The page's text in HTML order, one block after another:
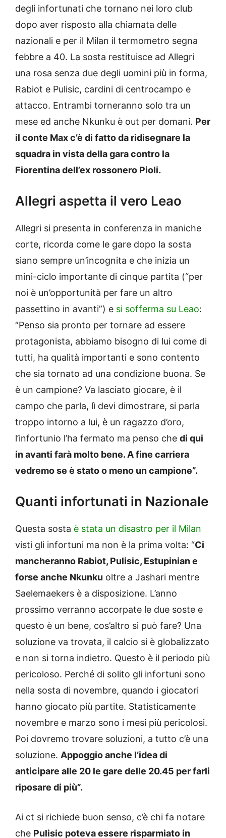
degli infortunati che tornano nei loro club
dopo aver risposto alla chiamata delle
nazionali e per il Milan il termometro segna
febbre a 40. La sosta restituisce ad Allegri
una rosa senza due degli uomini più in forma,
Rabiot e Pulisic, cardini di centrocampo e
attacco. Entrambi torneranno solo tra un
mese ed anche Nkunku è out per domani. Per
il conte Max c’è di fatto da ridisegnare la
squadra in vista della gara contro la
Fiorentina dell’ex rossonero Pioli.
Allegri aspetta il vero Leao
Allegri si presenta in conferenza in maniche
corte, ricorda come le gare dopo la sosta
siano sempre un’incognita e che inizia un
mini-ciclo importante di cinque partita (“per
noi è un’opportunità per fare un altro
passettino in avanti”) e si sofferma su Leao:
“Penso sia pronto per tornare ad essere
protagonista, abbiamo bisogno di lui come di
tutti, ha qualità importanti e sono contento
che sia tornato ad una condizione buona. Se
è un campione? Va lasciato giocare, è il
campo che parla, lì devi dimostrare, si parla
troppo intorno a lui, è un ragazzo d’oro,
l’infortunio l’ha fermato ma penso che di qui
in avanti farà molto bene. A fine carriera
vedremo se è stato o meno un campione”.
Quanti infortunati in Nazionale
Questa sosta è stata un disastro per il Milan
visti gli infortuni ma non è la prima volta: “Ci
mancheranno Rabiot, Pulisic, Estupinian e
forse anche Nkunku oltre a Jashari mentre
Saelemaekers è a disposizione. L’anno
prossimo verranno accorpate le due soste e
questo è un bene, cos’altro si può fare? Una
soluzione va trovata, il calcio si è globalizzato
e non si torna indietro. Questo è il periodo più
pericoloso. Perché di solito gli infortuni sono
nella sosta di novembre, quando i giocatori
hanno giocato più partite. Statisticamente
novembre e marzo sono i mesi più pericolosi.
Poi dovremo trovare soluzioni, a tutto c’è una
soluzione. Appoggio anche l’idea di
anticipare alle 20 le gare delle 20.45 per farli
riposare di più”.
Ai ct si richiede buon senso, c’è chi fa notare
che Pulisic poteva essere risparmiato in